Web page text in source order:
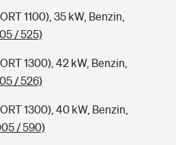
1100), 35 kW, Benzin,
/ 525)
1300), 42 kW, Benzin,
/ 526)
1300), 40 kW, Benzin,
/ 590)